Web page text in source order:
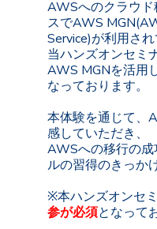
AWSへのクラウ
スでAWS
Service)が利用され
当ハンズオンセミ
AWS MGNを活用
なっております。
本体験を通じて、
感していただき、
AWSへの移行の
ルの習得のきっか
※本ハンズオンセミ
参が必須となって